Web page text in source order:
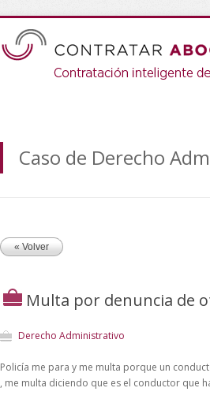
Caso de Derecho
« Volver
Multa por denuncia de
Derecho Administrativo
Policía me para y me multa porque un
, me multa diciendo que es el conductor que